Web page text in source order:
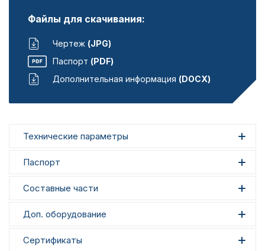
Файлы для скачивания:
Чертеж (JPG)
Паспорт (PDF)
Дополнительная информация (DOCX)
Технические параметры
Паспорт
Составные части
Доп. оборудование
Сертификаты